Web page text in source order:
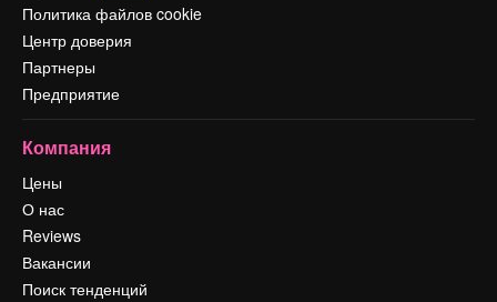
Политика файлов cookie
Центр доверия
Партнеры
Предприятие
Компания
Цены
О нас
Reviews
Вакансии
Поиск тенденций